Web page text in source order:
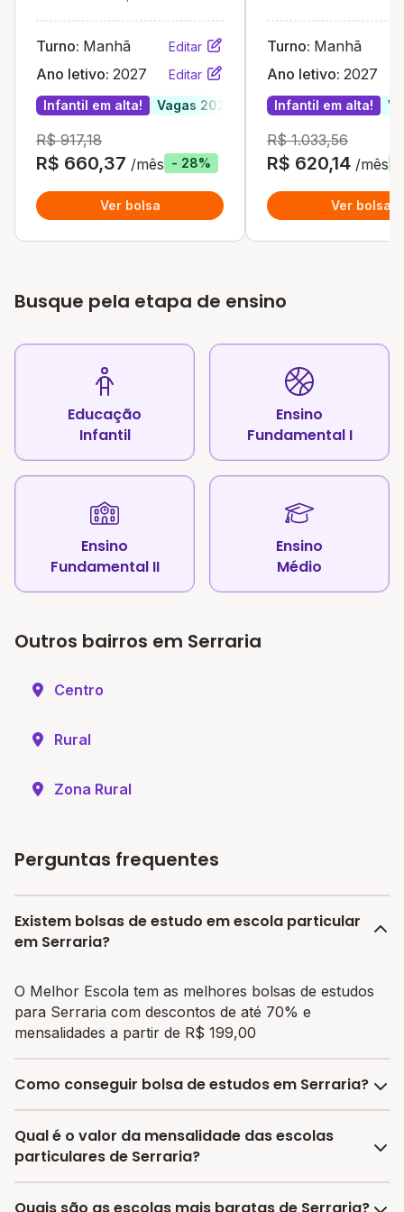
Turno: Manhã Editar
Ano letivo: 2027
Editar
Infantil em alta!
Vagas 2027
R$ 917,18
R$ 660,37 /mês - 28%
Ver bolsa
Turno: Manhã
Ano letivo: 2027
Infantil em alta!
R$ 1.033,56
R$ 620,14 /mês
Ver bolsa
Busque pela etapa de ensino
Educação
Infantil
Ensino
Fundamental I
Ensino
Fundamental II
Ensino
Médio
Outros bairros em Serraria
Centro
Rural
Zona Rural
Perguntas frequentes
Existem bolsas de estudo em escola particular
em Serraria?
O Melhor Escola tem as melhores bolsas de estudos
para Serraria com descontos de até 70% e
mensalidades a partir de R$ 199,00
Como conseguir bolsa de estudos em Serraria?
O programa de bolsa do Melhor Escola disponibiliza
vagas com até 80% de desconto nas mensalidades.
Qual é o valor da mensalidade das escolas
particulares de Serraria?
A média da mensalidade em Serraria é de R$ 1.599,00